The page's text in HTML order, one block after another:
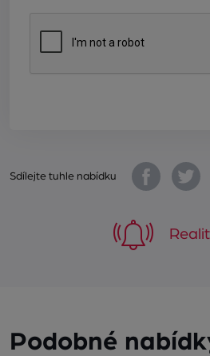
Sdílejte tuhle nabídku
Podobné